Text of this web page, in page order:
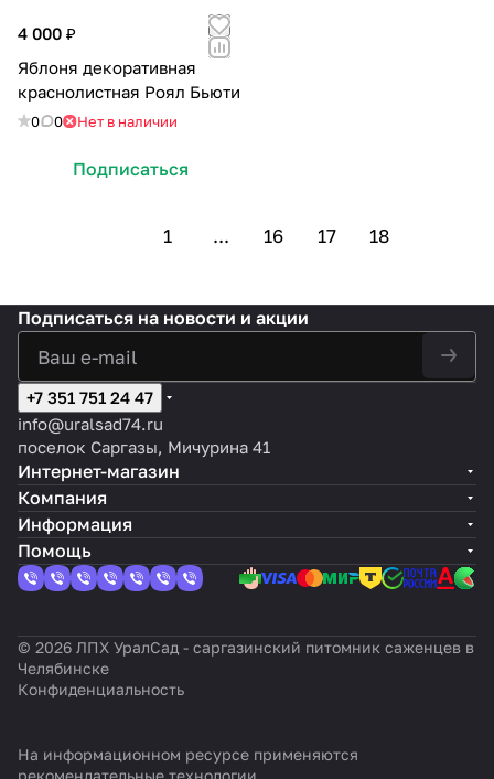
4 000 ₽
Яблоня декоративная
краснолистная Роял Бьюти
0 0 Нет в наличии
Подписаться
1 ... 16 17 18
Подписаться на новости и акции
+7 351 751 24 47
info@uralsad74.ru
поселок Саргазы, Мичурина 41
Интернет-магазин
Компания
Информация
Помощь
© 2026 ЛПХ УралСад - саргазинский питомник саженцев в
Челябинске
Конфиденциальность
На информационном ресурсе применяются
рекомендательные технологии